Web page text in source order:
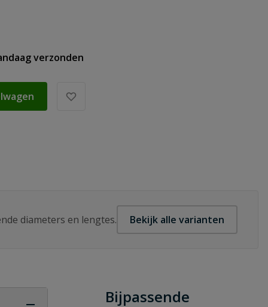
verzonden
diameters en lengtes. Bekijk alle varianten
Bijpassende